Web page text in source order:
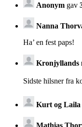
Anonym gav
Nanna
Ha’ en fest paps!
Kronjyllands
Sidste hilsner fra
Kurt og